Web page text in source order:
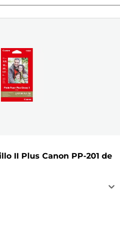
II Plus Canon PP-201 de